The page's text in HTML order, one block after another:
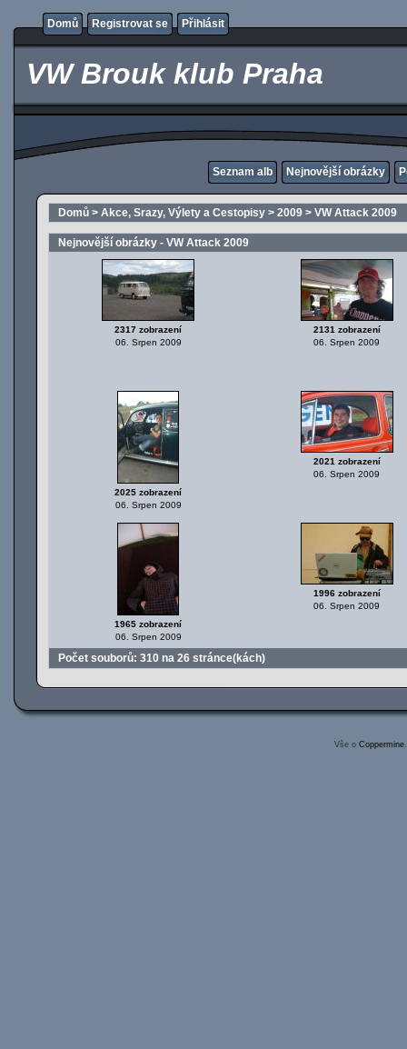
Domů Registrovat se Přihlásit
VW Brouk klub Praha
Seznam alb Nejnovější obrázky
Domů > Akce, Srazy, Výlety a Cestopisy > 2009 > VW Attack 2009
Nejnovější obrázky - VW Attack 2009
2317 zobrazení
06. Srpen 2009
2131 zobrazení
06. Srpen 2009
2025 zobrazení
06. Srpen 2009
2021 zobrazení
06. Srpen 2009
1965 zobrazení
06. Srpen 2009
1996 zobrazení
06. Srpen 2009
Počet souborů: 310 na 26 stránce(kách)
Vše o Coppermine